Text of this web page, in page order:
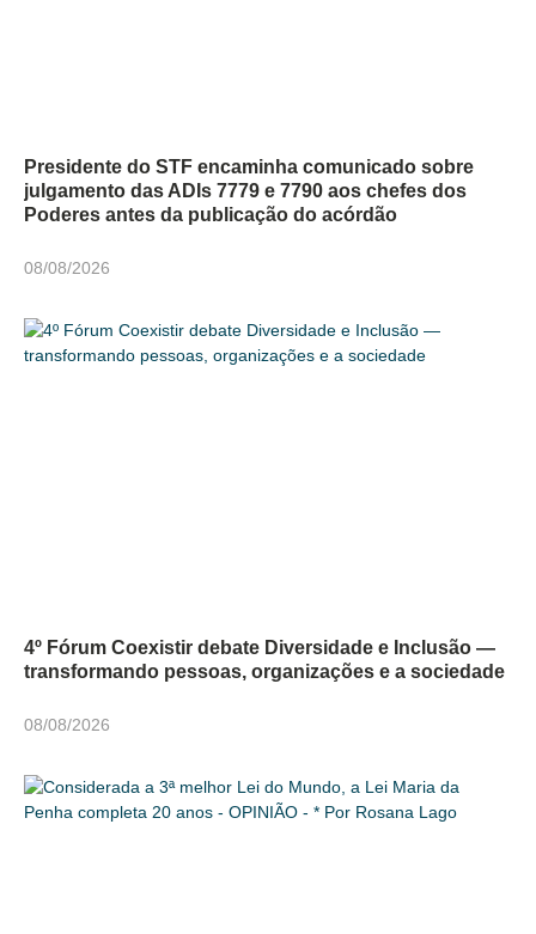
Presidente do STF encaminha comunicado sobre
julgamento das ADIs 7779 e 7790 aos chefes dos
Poderes antes da publicação do acórdão
08/08/2026
4º Fórum Coexistir debate Diversidade e Inclusão —
transformando pessoas, organizações e a sociedade
08/08/2026